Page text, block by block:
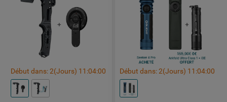
Début dans:2(Jours) 11 :03:58 Début dans:2(Jours) 11 :03:58